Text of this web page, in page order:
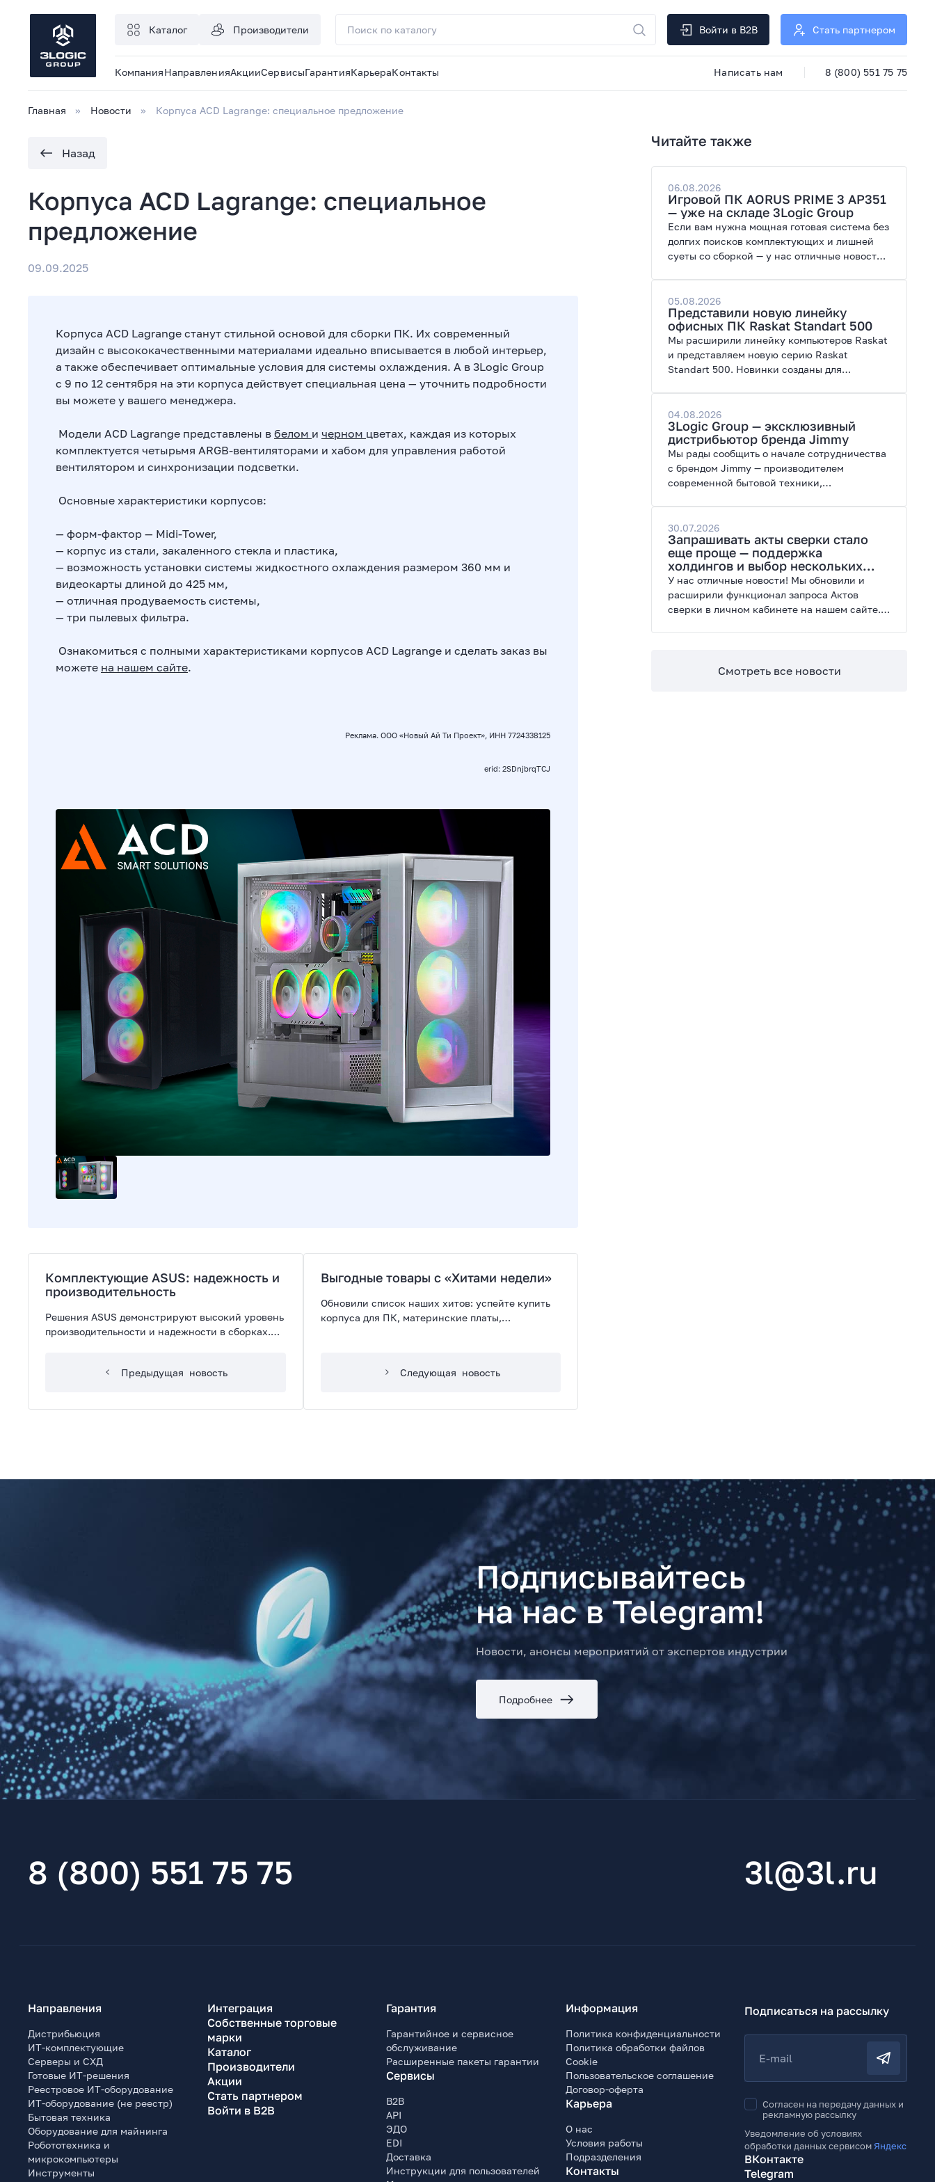
Каталог Производители Войти в B2B Стать партнером
КомпанияНаправленияАкцииСервисыГарантияКарьераКонтакты Написать нам 8 (800) 551 75 75
Главная Новости Корпуса ACD Lagrange: специальное предложение
Назад
Корпуса ACD Lagrange: специальное
предложение
09.09.2025
Корпуса ACD Lagrange станут стильной основой для сборки ПК. Их современный
дизайн с высококачественными материалами идеально вписывается в любой интерьер,
а также обеспечивает оптимальные условия для системы охлаждения. А в 3Logic Group
с 9 по 12 сентября на эти корпуса действует специальная цена — уточнить подробности
вы можете у вашего менеджера.
Модели ACD Lagrange представлены в белом и черном цветах, каждая из которых
комплектуется четырьмя ARGB-вентиляторами и хабом для управления работой
вентилятором и синхронизации подсветки.
Основные характеристики корпусов:
— форм-фактор — Midi-Tower,
— корпус из стали, закаленного стекла и пластика,
— возможность установки системы жидкостного охлаждения размером 360 мм и
видеокарты длиной до 425 мм,
— отличная продуваемость системы,
— три пылевых фильтра.
Ознакомиться с полными характеристиками корпусов ACD Lagrange и сделать заказ вы
можете на нашем сайте.
Реклама. ООО «Новый Ай Ти Проект», ИНН 7724338125
erid: 2SDnjbrqTCJ
Комплектующие ASUS: надежность и
производительность
Решения ASUS демонстрируют высокий уровень
производительности и надежности в сборках.
идеально подходят как для игр, так и для
Предыдущая новость
Выгодные товары с «Хитами недели»
Обновили список наших хитов: успейте купить
корпуса для ПК, материнские платы,
Следующая новость
Читайте также
06.08.2026
Игровой ПК AORUS PRIME 3 AP351
— уже на складе 3Logic Group
Если вам нужна мощная готовая система без
долгих поисков комплектующих и лишней
суеты со сборкой — у нас отличные новости.
графических нагрузок, современных игр и
работы с нейросетями.
05.08.2026
Представили новую линейку
офисных ПК Raskat Standart 500
Мы расширили линейку компьютеров Raskat
и представляем новую серию Raskat
Standart 500. Новинки созданы для
энергоэффективность и широкие
возможности модернизации.
04.08.2026
3Logic Group — эксклюзивный
дистрибьютор бренда Jimmy
Мы рады сообщить о начале сотрудничества
с брендом Jimmy — производителем
современной бытовой техники,
30.07.2026
Запрашивать акты сверки стало
еще проще — поддержка
холдингов и выбор нескольких
периодов
У нас отличные новости! Мы обновили и
расширили функционал запроса Актов
сверки в личном кабинете на нашем сайте.
Смотреть все новости
Подписывайтесь
на нас в Telegram!
Новости, анонсы мероприятий от экспертов индустрии
Подробнее
8 (800) 551 75 75 3l@3l.ru
Направления
Дистрибьюция
ИТ-комплектующие
Серверы и СХД
Готовые ИТ-решения
Реестровое ИТ-оборудование
ИТ-оборудование (не реестр)
Бытовая техника
Оборудование для майнинга
Робототехника и
микрокомпьютеры
Инструменты
Интеграция
Собственные торговые
марки
Каталог
Производители
Акции
Стать партнером
Войти в B2B
Гарантия
Гарантийное и сервисное
обслуживание
Расширенные пакеты гарантии
Сервисы
B2B
API
ЭДО
EDI
Доставка
Инструкции для пользователей
Информация
Политика конфиденциальности
Политика обработки файлов
Cookie
Пользовательское соглашение
Договор-оферта
Карьера
О нас
Условия работы
Подразделения
Контакты
Подписаться на рассылку
E-mail
Согласен на передачу данных и
рекламную рассылку
Уведомление об условиях
обработки данных сервисом Яндекс
ВКонтакте
Telegram